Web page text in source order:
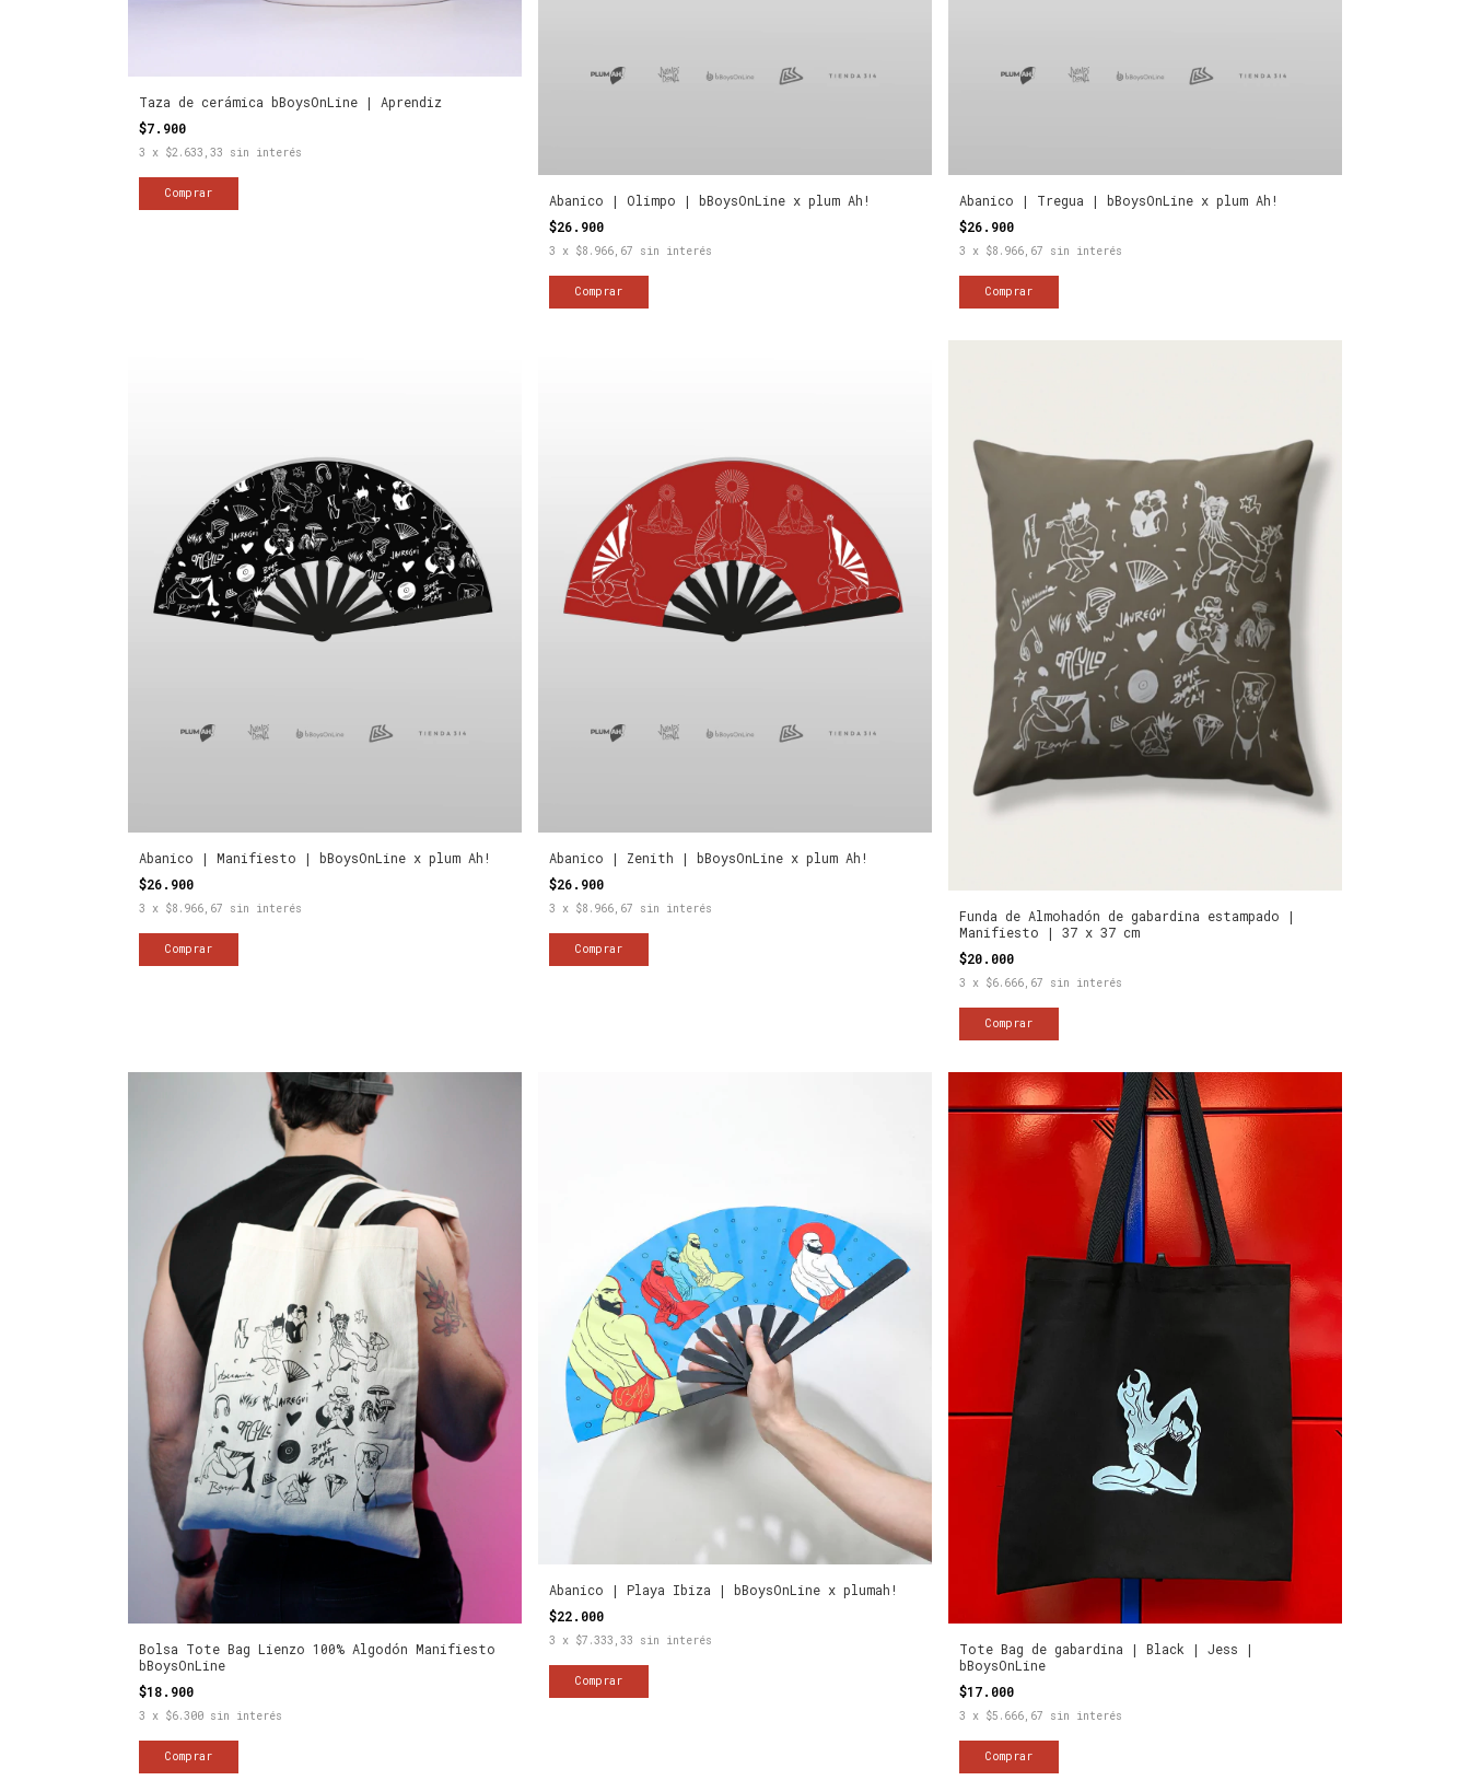
Taza de cerámica bBoysOnLine | Aprendiz
$7.900
3 x $2.633,33 sin interés
Abanico | Olimpo | bBoysOnLine x plum Ah!
$26.900
3 x $8.966,67 sin interés
Abanico | Tregua | bBoysOnLine x plum Ah!
$26.900
3 x $8.966,67 sin interés
Abanico | Manifiesto | bBoysOnLine x plum Ah!
$26.900
3 x $8.966,67 sin interés
Abanico | Zenith | bBoysOnLine x plum Ah!
$26.900
3 x $8.966,67 sin interés
Funda de Almohadón de gabardina estampado |
Manifiesto | 37 x 37 cm
$20.000
3 x $6.666,67 sin interés
Bolsa Tote Bag Lienzo 100% Algodón Manifiesto
bBoysOnLine
$18.900
3 x $6.300 sin interés
Abanico | Playa Ibiza | bBoysOnLine x plumah!
$22.000
3 x $7.333,33 sin interés
Tote Bag de gabardina | Black | Jess |
bBoysOnLine
$17.000
3 x $5.666,67 sin interés